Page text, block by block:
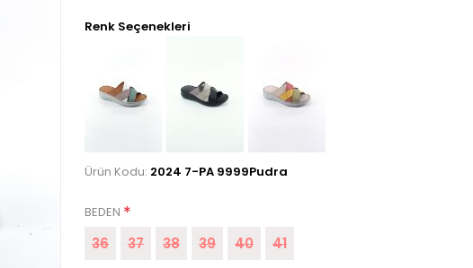
Renk Seçenekleri
Ürün Kodu: 2024 7-PA 9999Pudra
BEDEN *
36 37 38 39 40 41